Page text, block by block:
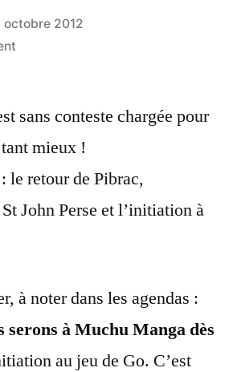
octobre 2012
on
de
sans conteste chargée pour
mieux !
le retour de Pibrac,
John Perse et l’initiation à
à noter dans les agendas :
serons à Muchu Manga dès
au jeu de Go. C’est